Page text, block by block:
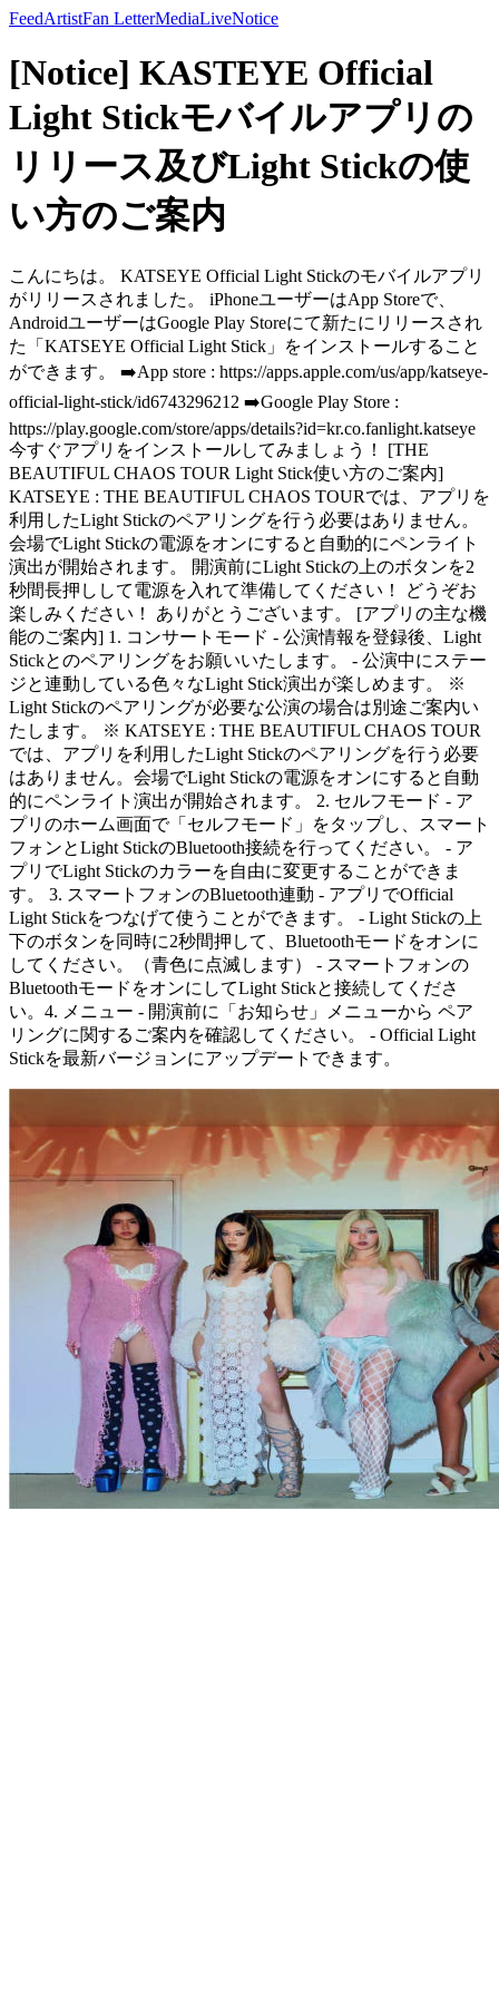
FeedArtistFan LetterMediaLiveNotice
[Notice] KASTEYE Official
Light Stickモバイルアプリの
リリース及びLight Stickの使
い方のご案内
こんにちは。 KATSEYE Official Light Stickのモバイルアプリ
がリリースされました。 iPhoneユーザーはApp Storeで、
AndroidユーザーはGoogle Play Storeにて新たにリリースされ
た「KATSEYE Official Light Stick」をインストールすること
ができます。 ➡️App store : https://apps.apple.com/us/app/katseye-
official-light-stick/id6743296212 ➡️Google Play Store :
https://play.google.com/store/apps/details?id=kr.co.fanlight.katseye
今すぐアプリをインストールしてみましょう！ [THE
BEAUTIFUL CHAOS TOUR Light Stick使い方のご案内]
KATSEYE : THE BEAUTIFUL CHAOS TOURでは、アプリを
利用したLight Stickのペアリングを行う必要はありません。
会場でLight Stickの電源をオンにすると自動的にペンライト
演出が開始されます。 開演前にLight Stickの上のボタンを2
秒間長押しして電源を入れて準備してください！ どうぞお
楽しみください！ ありがとうございます。 [アプリの主な機
能のご案内] 1. コンサートモード - 公演情報を登録後、Light
Stickとのペアリングをお願いいたします。 - 公演中にステー
ジと連動している色々なLight Stick演出が楽しめます。 ※
Light Stickのペアリングが必要な公演の場合は別途ご案内い
たします。 ※ KATSEYE : THE BEAUTIFUL CHAOS TOUR
では、アプリを利用したLight Stickのペアリングを行う必要
はありません。会場でLight Stickの電源をオンにすると自動
的にペンライト演出が開始されます。 2. セルフモード - ア
プリのホーム画面で「セルフモード」をタップし、スマート
フォンとLight StickのBluetooth接続を行ってください。 - ア
プリでLight Stickのカラーを自由に変更することができま
す。 3. スマートフォンのBluetooth連動 - アプリでOfficial
Light Stickをつなげて使うことができます。 - Light Stickの上
下のボタンを同時に2秒間押して、Bluetoothモードをオンに
してください。（青色に点滅します） - スマートフォンの
BluetoothモードをオンにしてLight Stickと接続してくださ
い。 ​​ 4. メニュー - 開演前に「お知らせ」メニューから ペア
リングに関するご案内を確認してください。 - Official Light
Stickを最新バージョンにアップデートできます。